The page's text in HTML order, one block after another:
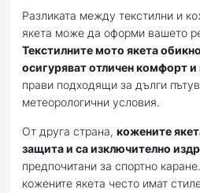
Разликата между текстилни и
якета може да оформи вашето
Текстилните мото якета
осигуряват отличен комфорт и
прави подходящи за дълги
метеорологични условия.
От друга страна, кожените
защита и са изключително
предпочитани за спортно
кожените якета често имат